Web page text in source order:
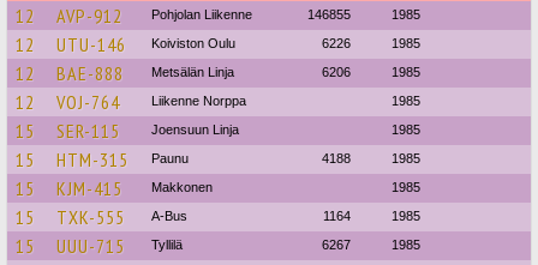
12 AVP-912 Pohjolan Liikenne 146855 1985
12 UTU-146 Koiviston Oulu 6226 1985
12 BAE-888 Metsälän Linja 6206 1985
12 VOJ-764 Liikenne Norppa 1985
15 SER-115 Joensuun Linja 1985
15 HTM-315 Paunu 4188 1985
15 KJM-415 Makkonen 1985
15 TXK-555 A-Bus 1164 1985
15 UUU-715 Tyllilä 6267 1985